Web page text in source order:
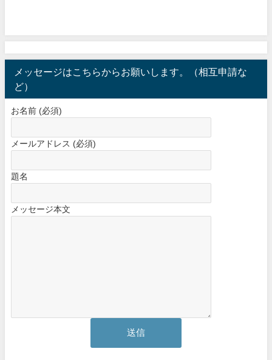
メッセージはこちらからお願いします。（相互申請な
ど）
お名前 (必須)
メールアドレス (必須)
題名
メッセージ本文